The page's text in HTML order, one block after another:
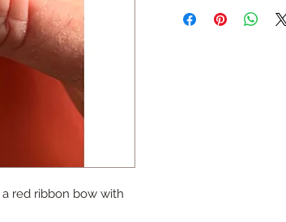
red ribbon bow with